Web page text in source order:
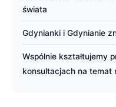
świata
Gdynianki i Gdynianie
Wspólnie kształtujemy
konsultacjach na temat